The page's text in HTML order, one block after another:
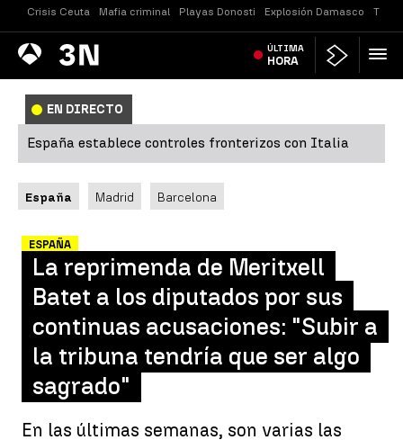
Crisis Ceuta Mafia criminal Playas Donosti Explosión Damasco
Antena
3 Noticias ÚLTIMA
HORA
EN DIRECTO
España establece controles fronterizos con Italia
España Madrid Barcelona
ESPAÑA
La reprimenda de Meritxell
Batet a los diputados por sus
continuas acusaciones: "Subir a
la tribuna tendría que ser algo
sagrado"
En las últimas semanas, son varias las